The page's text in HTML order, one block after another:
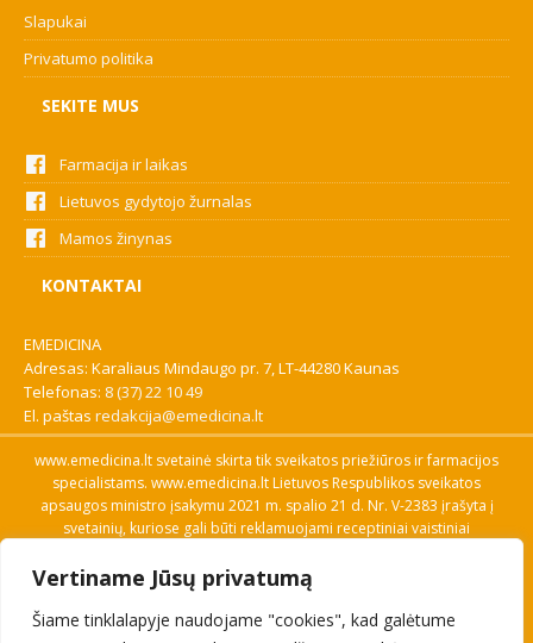
Vertiname Jūsų privatumą
Šiame tinklalapyje naudojame "cookies", kad galėtume
Slapukai
Privatumo politika
SEKITE MUS
Farmacija ir laikas
Lietuvos gydytojo žurnalas
Mamos žinynas
KONTAKTAI
EMEDICINA
Adresas: Karaliaus Mindaugo pr. 7, LT-44280 Kaunas
Telefonas: 8 (37) 22 10 49
El. paštas redakcija@emedicina.lt
www.emedicina.lt svetainė skirta tik sveikatos priežiūros ir farmacijos
specialistams. www.emedicina.lt Lietuvos Respublikos sveikatos
apsaugos ministro įsakymu 2021 m. spalio 21 d. Nr. V-2383 įrašyta į
svetainių, kuriose gali būti reklamuojami receptiniai vaistiniai
savo profesinę kvalifikaciją. Naudingos nuorodos: Vaistų ir medicinos
pagalbos priemonių kainų paieška, VVKT tinklalapis, Sveikatos
priežiūros ar farmacijos specialisto pranešimo apie įtariamą